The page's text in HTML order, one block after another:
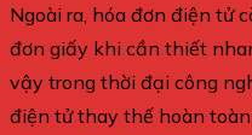
Ngoài ra, hóa đơn điện tử
đơn giấy khi cần thiết
vậy trong thời đại công
điện tử thay thế hoàn